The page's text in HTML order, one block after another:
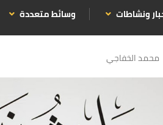
ونشاطات وسائط متعددة
محمد الخفاجي